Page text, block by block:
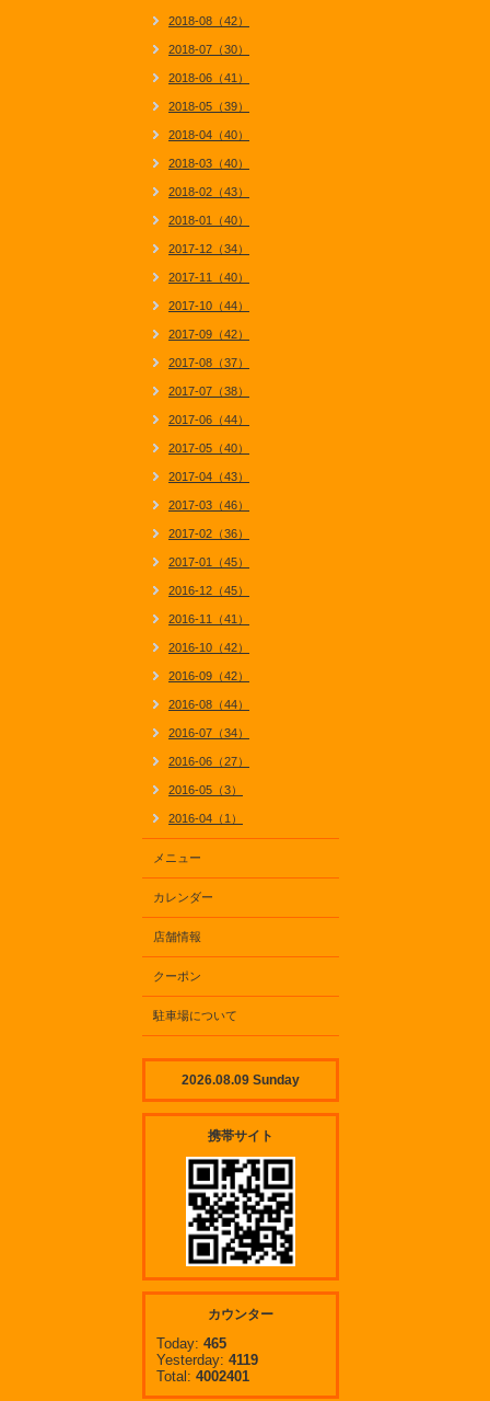
2018-08（42）
2018-07（30）
2018-06（41）
2018-05（39）
2018-04（40）
2018-03（40）
2018-02（43）
2018-01（40）
2017-12（34）
2017-11（40）
2017-10（44）
2017-09（42）
2017-08（37）
2017-07（38）
2017-06（44）
2017-05（40）
2017-04（43）
2017-03（46）
2017-02（36）
2017-01（45）
2016-12（45）
2016-11（41）
2016-10（42）
2016-09（42）
2016-08（44）
2016-07（34）
2016-06（27）
2016-05（3）
2016-04（1）
メニュー
カレンダー
店舗情報
クーポン
駐車場について
2026.08.09 Sunday
携帯サイト
カウンター
Today: 465
Yesterday: 4119
Total: 4002401